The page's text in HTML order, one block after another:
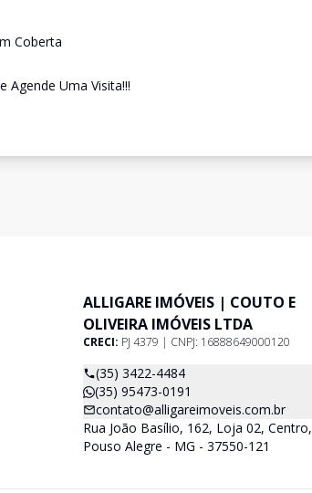
Coberta
Agende Uma Visita!!!
ALLIGARE IMÓVEIS | COUTO E
OLIVEIRA IMÓVEIS LTDA
CRECI: PJ 4379 | CNPJ: 16888649000120
(35) 3422-4484
(35) 95473-0191
contato@alligareimoveis.com.br
Rua João Basílio, 162, Loja 02, Centro,
Pouso Alegre - MG - 37550-121